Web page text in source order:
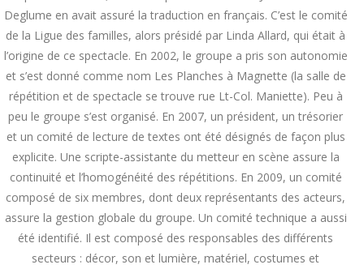
Deglume en avait assuré la traduction en français. C’est le comité
de la Ligue des familles, alors présidé par Linda Allard, qui était à
l’origine de ce spectacle. En 2002, le groupe a pris son autonomie
et s’est donné comme nom Les Planches à Magnette (la salle de
répétition et de spectacle se trouve rue Lt-Col. Maniette). Peu à
peu le groupe s’est organisé. En 2007, un président, un trésorier
et un comité de lecture de textes ont été désignés de façon plus
explicite. Une scripte-assistante du metteur en scène assure la
continuité et l’homogénéité des répétitions. En 2009, un comité
composé de six membres, dont deux représentants des acteurs,
assure la gestion globale du groupe. Un comité technique a aussi
été identifié. Il est composé des responsables des différents
secteurs : décor, son et lumière, matériel, costumes et